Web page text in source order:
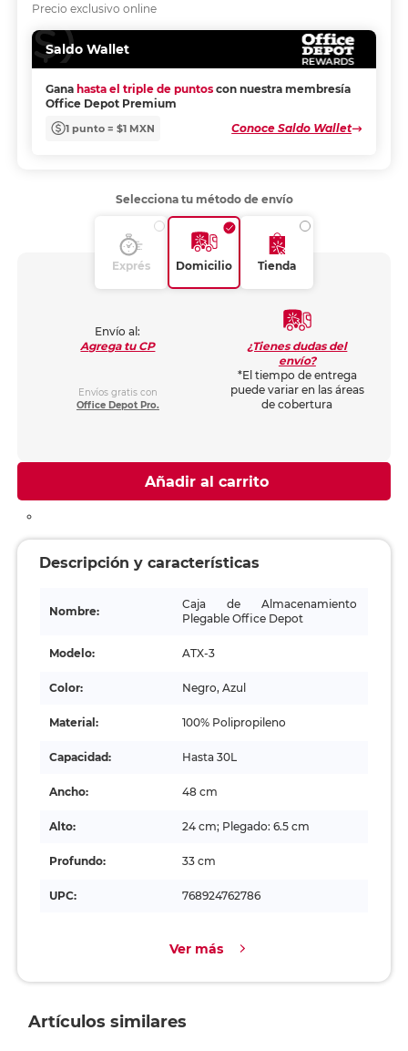
Precio exclusivo online
Saldo Wallet
Gana hasta el triple de puntos con nuestra membresía
Office Depot Premium
1 punto = $1 MXN Conoce Saldo Wallet
Selecciona tu método de envío
Exprés Domicilio Tienda
Envío al:
Agrega tu CP
Envíos gratis con
Office Depot Pro.
¿Tienes dudas del
envío?
*El tiempo de entrega
puede variar en las áreas
de cobertura
Añadir al carrito
Descripción y características
Nombre:
Caja de Almacenamiento
Plegable Office Depot
Modelo: ATX-3
Color: Negro, Azul
Material: 100% Polipropileno
Capacidad: Hasta 30L
Ancho: 48 cm
Alto: 24 cm; Plegado: 6.5 cm
Profundo: 33 cm
UPC: 768924762786
Ver más
Artículos similares